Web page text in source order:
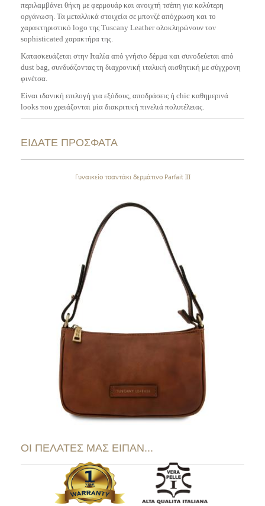
περιλαμβάνει θήκη με φερμουάρ και ανοιχτή τσέπη για καλύτερη
οργάνωση. Τα μεταλλικά στοιχεία σε μπονζέ απόχρωση και το
χαρακτηριστικό logo της Tuscany Leather ολοκληρώνουν τον
sophisticated χαρακτήρα της.
Κατασκευάζεται στην Ιταλία από γνήσιο δέρμα και συνοδεύεται από
dust bag, συνδυάζοντας τη διαχρονική ιταλική αισθητική με σύγχρονη
φινέτσα.
Είναι ιδανική επιλογή για εξόδους, αποδράσεις ή chic καθημερινά
looks που χρειάζονται μία διακριτική πινελιά πολυτέλειας.
ΕΙΔΑΤΕ ΠΡΟΣΦΑΤΑ
Γυναικείο τσαντάκι δερμάτινο Parfait III
ΟΙ ΠΕΛΑΤΕΣ ΜΑΣ ΕΙΠΑΝ...